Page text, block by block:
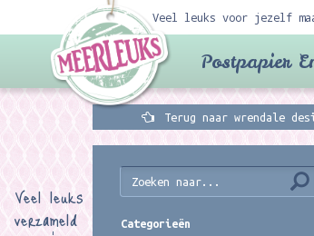
Veel leuks voor jezelf
Postpapier
Terug naar wrendale
Veel leuks
verzameld
Categorieën